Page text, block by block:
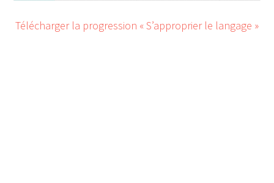
Télécharger la progression « S’approprier le langage »